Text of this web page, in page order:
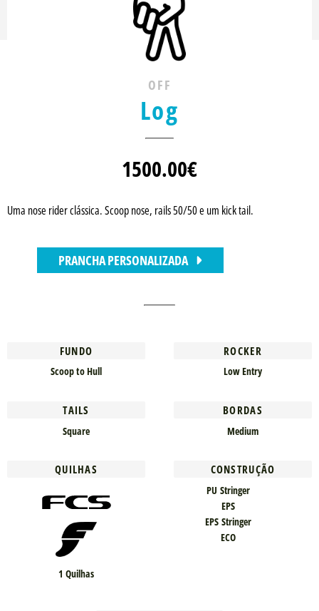
OFF
Log
1500.00€
Uma nose rider clássica. Scoop nose, rails 50/50 e um kick tail.
PRANCHA PERSONALIZADA
FUNDO
Scoop to Hull
ROCKER
Low Entry
TAILS
Square
BORDAS
Medium
QUILHAS
1 Quilhas
CONSTRUÇÃO
PU Stringer
EPS
EPS Stringer
ECO